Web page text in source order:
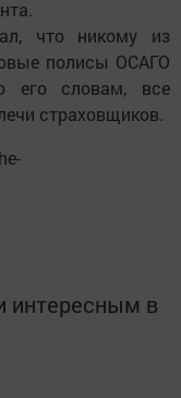
что никому из
полисы ОСАГО
его словам, все
страховщиков.
интересным в